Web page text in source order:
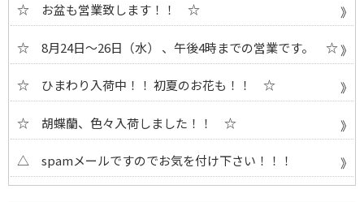
☆ お盆も営業致します！！ ☆
☆ 8月24日～26日（水） 、午後4時までの営業です。 ☆
☆ ひまわり入荷中！！ 初夏のお花も！！ ☆
☆ 胡蝶蘭、色々入荷しました！！ ☆
△ spamメールですのでお気を付け下さい！！！